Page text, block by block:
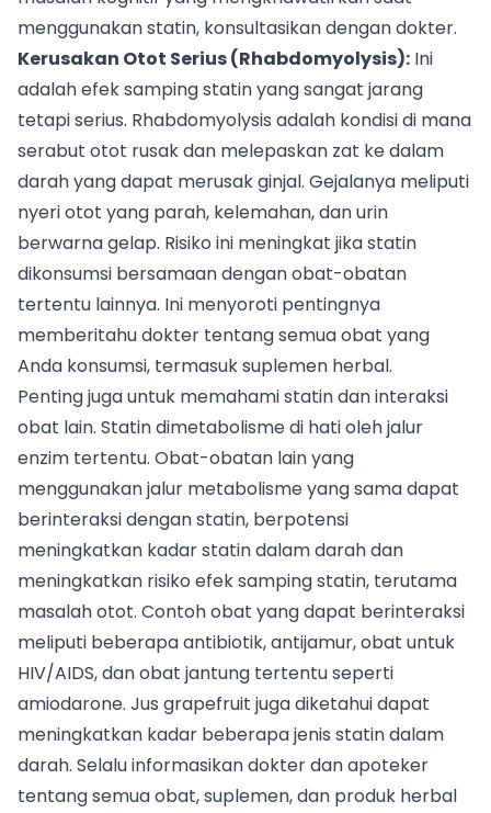
menggunakan statin, konsultasikan dengan dokter.
Kerusakan Otot Serius (Rhabdomyolysis): Ini
adalah efek samping statin yang sangat jarang
tetapi serius. Rhabdomyolysis adalah kondisi di mana
serabut otot rusak dan melepaskan zat ke dalam
darah yang dapat merusak ginjal. Gejalanya meliputi
nyeri otot yang parah, kelemahan, dan urin
berwarna gelap. Risiko ini meningkat jika statin
dikonsumsi bersamaan dengan obat-obatan
tertentu lainnya. Ini menyoroti pentingnya
memberitahu dokter tentang semua obat yang
Anda konsumsi, termasuk suplemen herbal.
Penting juga untuk memahami statin dan interaksi
obat lain. Statin dimetabolisme di hati oleh jalur
enzim tertentu. Obat-obatan lain yang
menggunakan jalur metabolisme yang sama dapat
berinteraksi dengan statin, berpotensi
meningkatkan kadar statin dalam darah dan
meningkatkan risiko efek samping statin, terutama
masalah otot. Contoh obat yang dapat berinteraksi
meliputi beberapa antibiotik, antijamur, obat untuk
HIV/AIDS, dan obat jantung tertentu seperti
amiodarone. Jus grapefruit juga diketahui dapat
meningkatkan kadar beberapa jenis statin dalam
darah. Selalu informasikan dokter dan apoteker
tentang semua obat, suplemen, dan produk herbal